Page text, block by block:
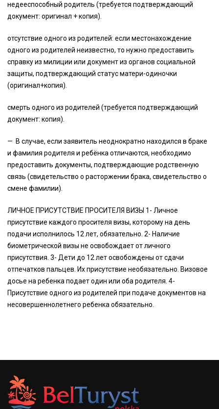
недееспособный родитель (требуется подтверждающий
документ: оригинал + копия).
отсутствие одного из родителей: если местонахождение
одного из родителей неизвестно, то нужно предоставить
справку из милиции или документ из органов социальной
защиты, подтверждающий статус матери-одиночки
(оригинал+копия).
смерть одного из родителей (требуется подтверждающий
документ: копия).
— В случае, если заявитель неоднократно находился в браке
и фамилия родителя и ребёнка отличаются, необходимо
предоставить документы, подтверждающие родственную
связь (свидетельство о расторжении брака, свидетельство о
смене фамилии).
ЛИЧНОЕ ПРИСУТСТВИЕ ПРОСИТЕЛЯ ВИЗЫ 1- Личное
присутствие каждого просителя визы, которому на день
подачи исполнилось 12 лет, обязательно. 2- Наличие
биометрической визы не освобождает от личного
присутствия. 3- Дети до 12 лет освобождены от сдачи
отпечатков пальцев. Их присутствие необязательно. Визовое
досье на ребенка подает один или оба родителя. 4-
Присутствие одного из родителей при подаче документов на
несовершеннолетнего ребенка обязательно.